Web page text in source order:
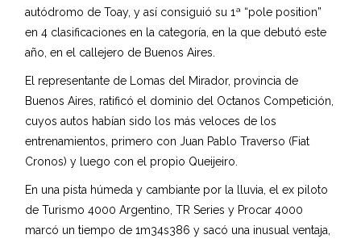
autódromo de Toay, y así consiguió su 1ª “pole position”
en 4 clasificaciones en la categoría, en la que debutó este
año, en el callejero de Buenos Aires.
El representante de Lomas del Mirador, provincia de
Buenos Aires, ratificó el dominio del Octanos Competición,
cuyos autos habían sido los más veloces de los
entrenamientos, primero con Juan Pablo Traverso (Fiat
Cronos) y luego con el propio Queijeiro.
En una pista húmeda y cambiante por la lluvia, el ex piloto
de Turismo 4000 Argentino, TR Series y Procar 4000
marcó un tiempo de 1m34s386 y sacó una inusual ventaja,